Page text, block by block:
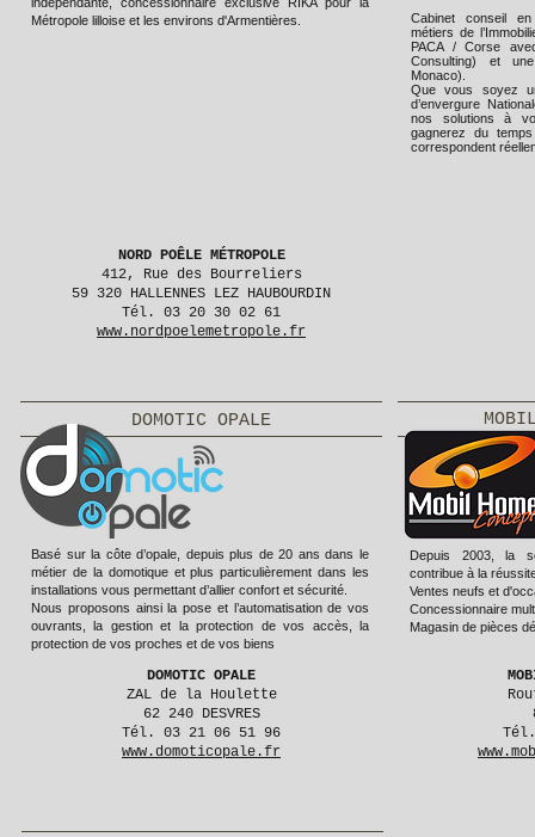
Métropole lilloise et les environs d'Armentières.
Cabinet conseil
métiers de
PACA / Corse
Consulting) et
Monaco).
Que vous soyez
d’envergure
nos solutions à
gagnerez du
correspondent
NORD POÊLE MÉTROPOLE
412, Rue des Bourreliers
59 320 HALLENNES LEZ HAUBOURDIN
Tél. 03 20 30 02 61
www.nordpoelemetropole.fr
DOMOTIC OPALE
Basé sur la côte d’opale, depuis plus de 20 ans dans le
métier de la domotique et plus particulièrement dans les
installations vous permettant d’allier confort et sécurité.
Nous proposons ainsi la pose et l’automatisation de vos
ouvrants, la gestion et la protection de vos accès, la
protection de vos proches et de vos biens
DOMOTIC OPALE
ZAL de la Houlette
62 240 DESVRES
Tél. 03 21 06 51 96
www.domoticopale.fr
Depuis 2003, la
contribue à la
Ventes neufs et
Concessionnaire
Magasin de pièces